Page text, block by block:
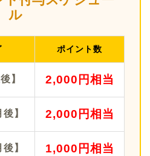
ル
ポイント数
】 2,000円相当
】 2,000円相当
】 1,000円相当